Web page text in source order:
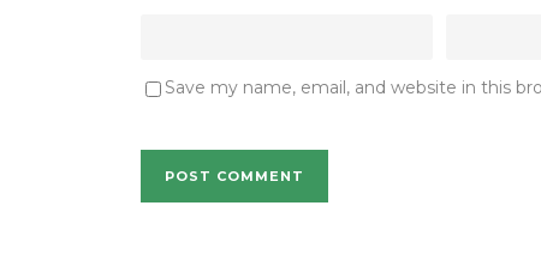
Save my name, email, and website in this